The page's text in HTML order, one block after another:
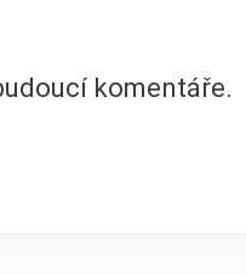
komentáře.